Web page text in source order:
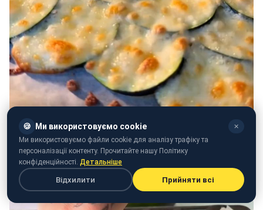
🍪 Ми використовуємо cookie ✕
Ми використовуємо файли cookie для аналізу трафіку та
персоналізації контенту. Прочитайте нашу Політику
конфіденційності. Детальніше
Відхилити Прийняти всі